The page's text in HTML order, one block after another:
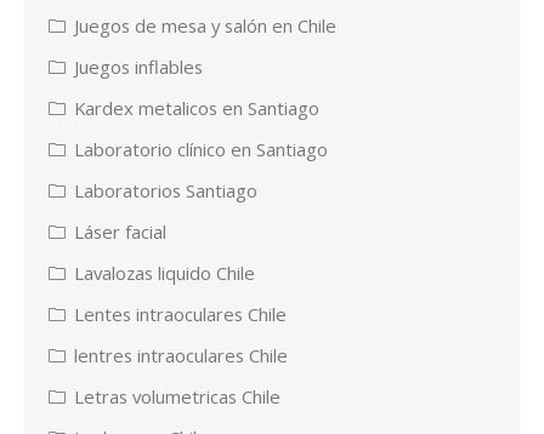
Juegos de mesa y salón en Chile
Juegos inflables
Kardex metalicos en Santiago
Laboratorio clínico en Santiago
Laboratorios Santiago
Láser facial
Lavalozas liquido Chile
Lentes intraoculares Chile
lentres intraoculares Chile
Letras volumetricas Chile